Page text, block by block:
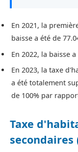
En 2021, la
baisse a été de
En 2022, la baisse
En 2023, la taxe
a été totalement
de 100% par
Taxe
secondaires